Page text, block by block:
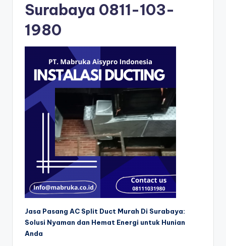
Surabaya 0811-103-
1980
Jasa Pasang AC Split Duct Murah Di Surabaya:
Solusi Nyaman dan Hemat Energi untuk Hunian
Anda